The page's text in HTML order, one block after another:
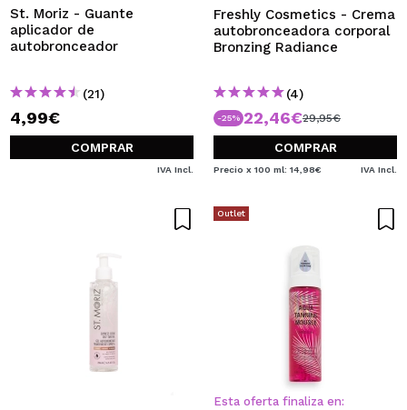
St. Moriz - Guante
aplicador de
autobronceador
(21)
4,99€
COMPRAR
IVA Incl.
Freshly Cosmetics - Crema
autobronceadora corporal
Bronzing Radiance
(4)
-25% 22,46€29,95€
COMPRAR
Precio x 100 ml: 14,98€ IVA Incl.
Outlet
Esta oferta finaliza en: